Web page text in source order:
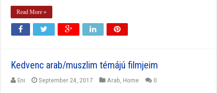
Read More »
Kedvenc arab/muszlim témájú filmjeim
Eni September 24, 2017 Arab Home 0